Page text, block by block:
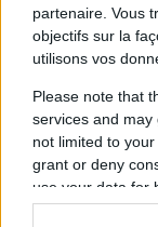
partenaire. Vous
objectifs sur la
utilisons vos
Please note that
services and
not limited to
grant or deny
use your data for
consent section.
Vous
combats